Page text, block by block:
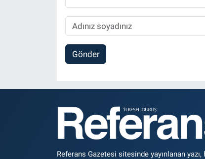
Gönder
Referans Gazetesi sitesinde yayınlanan yazı,